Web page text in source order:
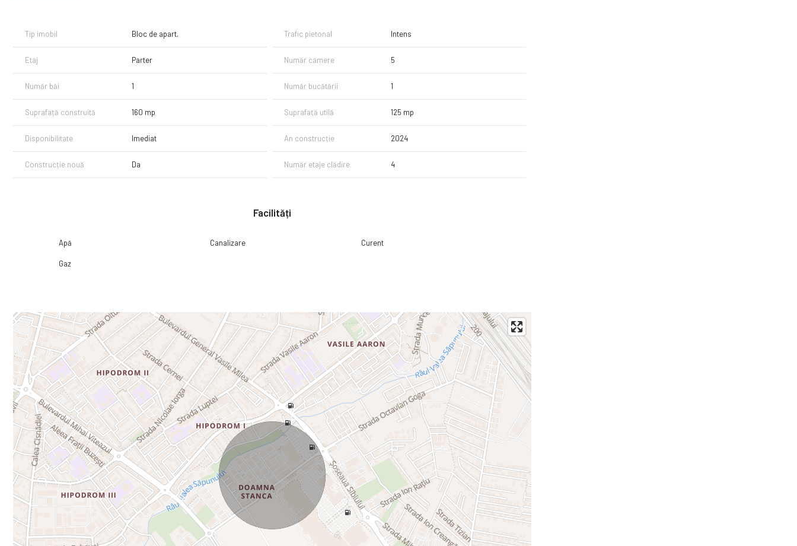
- grup sanitar
- spatiu depozitare
- ventilatie
- 6 locuri de parcare
- pretabil clinica , cabinet stomatologic, cabinet avocatura etc.
Tip imobil Bloc de apart. Trafic pietonal Intens
Etaj Parter Număr camere 5
Număr băi 1 Număr bucătării 1
Suprafață construită 160 mp Suprafață utilă 125 mp
Disponibilitate Imediat An construcție 2024
Construcție nouă Da Număr etaje clădire 4
Facilități
Apă Canalizare Curent
Gaz